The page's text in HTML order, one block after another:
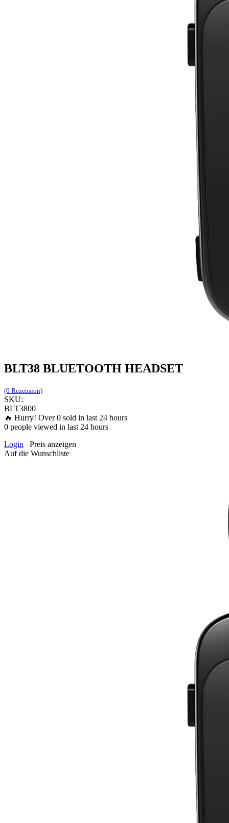
BLT38 BLUETOOTH HEADSET
(0 Rezension)
SKU:
BLT3800
🔥 Hurry! Over0 sold in last 24 hours
0 people viewed in last 24 hours
Login
Preis anzeigen
Auf die Wunschliste